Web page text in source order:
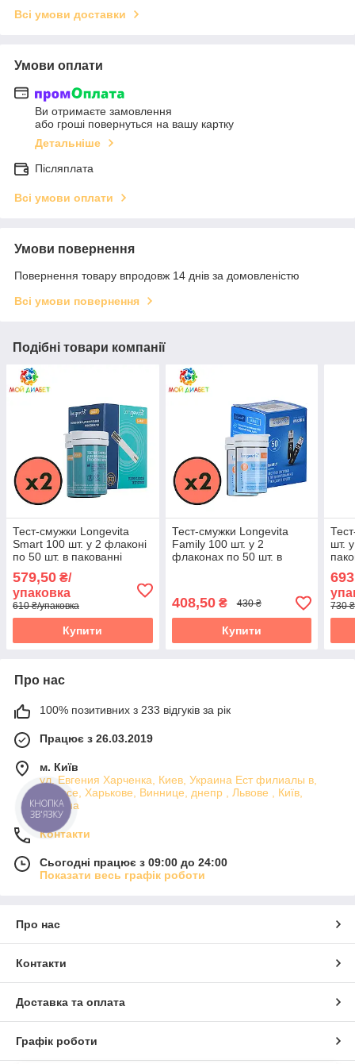
Всі умови доставки
Умови оплати
Ви отримаєте замовлення
або гроші повернуться на вашу картку
Детальніше
Післяплата
Всі умови оплати
Умови повернення
Повернення товару впродовж 14 днів за домовленістю
Всі умови повернення
Подібні товари компанії
Тест-смужки Longevita
Smart 100 шт. у 2 флаконі
по 50 шт. в пакованні
579,50 ₴/
упаковка
610 ₴/упаковка
Купити
Тест-смужки Longevita
Family 100 шт. у 2
флаконах по 50 шт. в
408,50₴ 430 ₴
Купити
шт.
730
Про нас
100% позитивних з 233 відгуків за рік
Працює з 26.03.2019
м. Київ
ул. Евгения Харченка, Киев, Украина Ест филиалы в,
Одессе, Харькове, Виннице, днепр , Львове , Київ,
Україна
Контакти
Сьогодні працює з 09:00 до 24:00
Показати весь графік роботи
Про нас
Контакти
Доставка та оплата
Графік роботи
КНОПКА
ЗВ'ЯЗКУ